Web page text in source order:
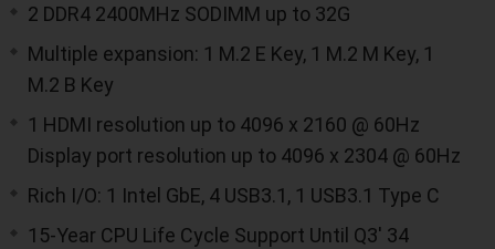
2 DDR4 2400MHz SODIMM up to 32G
Multiple expansion: 1 M.2 E Key, 1 M.2 M Key, 1
M.2 B Key
1 HDMI resolution up to 4096 x 2160 @ 60Hz
Display port resolution up to 4096 x 2304 @ 60Hz
Rich I/O: 1 Intel GbE, 4 USB3.1, 1 USB3.1 Type C
15-Year CPU Life Cycle Support Until Q3' 34